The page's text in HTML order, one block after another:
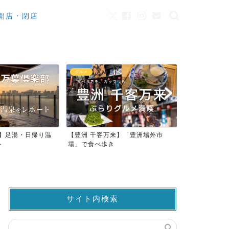
店・閉店
足湯・日帰り温
グルメ
【豊洲 千客万来】「豊洲場外市
場」で食べ歩き
サイト内検索